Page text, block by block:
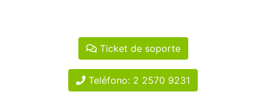
Ticket de soporte
Teléfono: 2 2570 9231